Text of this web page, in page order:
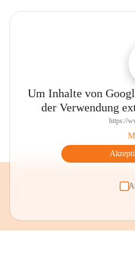
Um Inhalte von
der Verwendung
https://